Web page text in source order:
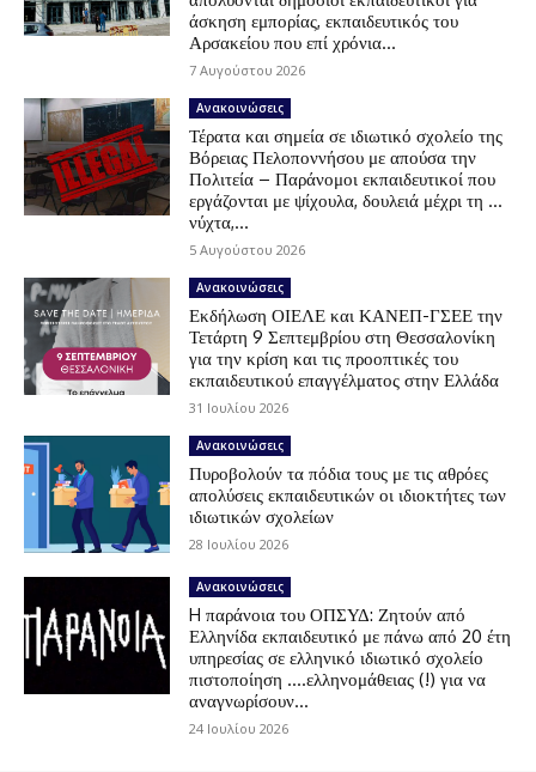
άσκηση εμπορίας, εκπαιδευτικός του
Αρσακείου που επί χρόνια...
7 Αυγούστου 2026
Ανακοινώσεις
Τέρατα και σημεία σε ιδιωτικό σχολείο της
Βόρειας Πελοποννήσου με απούσα την
Πολιτεία – Παράνομοι εκπαιδευτικοί που
εργάζονται με ψίχουλα, δουλειά μέχρι τη …
νύχτα,...
5 Αυγούστου 2026
Ανακοινώσεις
Εκδήλωση ΟΙΕΛΕ και ΚΑΝΕΠ-ΓΣΕΕ την
Τετάρτη 9 Σεπτεμβρίου στη Θεσσαλονίκη
για την κρίση και τις προοπτικές του
εκπαιδευτικού επαγγέλματος στην Ελλάδα
31 Ιουλίου 2026
Ανακοινώσεις
Πυροβολούν τα πόδια τους με τις αθρόες
απολύσεις εκπαιδευτικών οι ιδιοκτήτες των
ιδιωτικών σχολείων
28 Ιουλίου 2026
Ανακοινώσεις
H παράνοια του ΟΠΣΥΔ: Ζητούν από
Ελληνίδα εκπαιδευτικό με πάνω από 20 έτη
υπηρεσίας σε ελληνικό ιδιωτικό σχολείο
πιστοποίηση ….ελληνομάθειας (!) για να
αναγνωρίσουν...
24 Ιουλίου 2026